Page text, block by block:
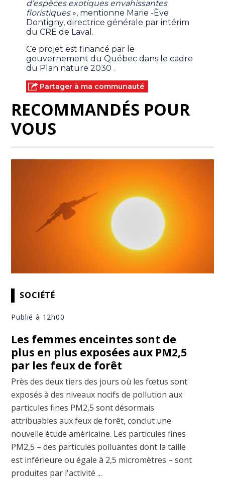
d’espèces exotiques envahissantes
floristiques», mentionne Marie -Ève
Dontigny, directrice générale par intérim
du CRE de Laval.
Ce projet est financé par le
gouvernement du Québec dans le cadre
du Plan nature 2030 .
Partager à ma communauté
RECOMMANDÉS POUR
VOUS
SOCIÉTÉ
Publié à 12h00
Les femmes enceintes sont de
plus en plus exposées aux PM2,5
par les feux de forêt
Près des deux tiers des jours où les fœtus sont
exposés à des niveaux nocifs de pollution aux
particules fines PM2,5 sont désormais
attribuables aux feux de forêt, conclut une
nouvelle étude américaine. Les particules fines
PM2,5 – des particules polluantes dont la taille
est inférieure ou égale à 2,5 micromètres – sont
produites par l'activité ...